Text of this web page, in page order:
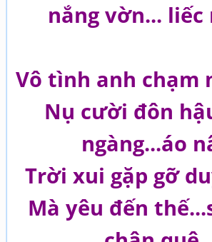
nắng vờn... liếc
Vô tình anh chạm
Nụ cười đôn
ngàng...áo
Trời xui gặp gỡ
Mà yêu đến